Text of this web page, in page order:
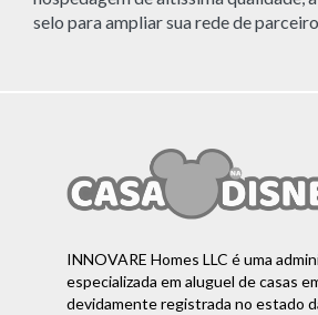
selo para ampliar sua rede de
INNOVARE Homes LLC é uma
especializada em aluguel de casas
devidamente registrada no estado